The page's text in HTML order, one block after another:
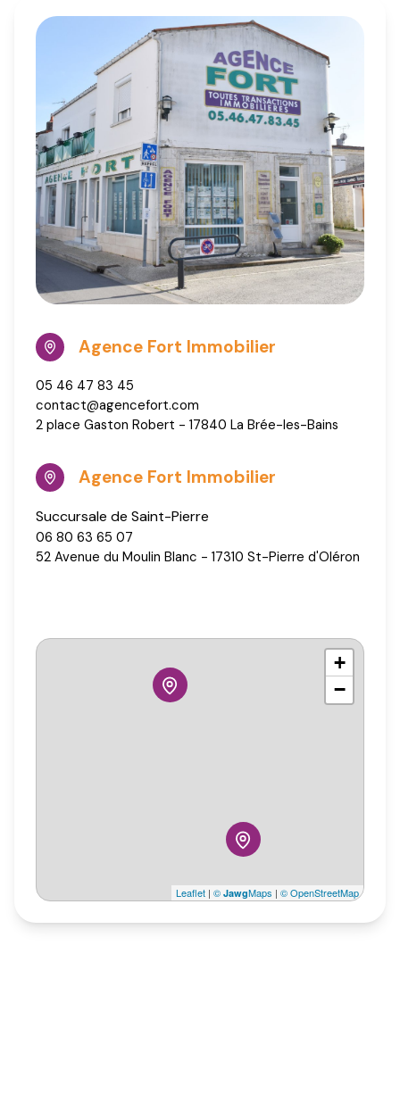
Agence Fort Immobilier
05 46 47 83 45
contact@agencefort.com
2 place Gaston Robert - 17840 La Brée-les-Bains
Agence Fort Immobilier
06 80 63 65 07
52 Avenue du Moulin Blanc - 17310 St-Pierre d'Oléron
+
−
Leaflet | © JawgMaps | © OpenStreetMap